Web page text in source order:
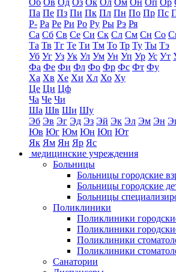
Об Ов Од Оз Ок Ол Ом Он Оп Ор
Па Пе Пз Пи Пк Пл Пн По Пр Пс
Р- Ра Ре Ри Ро Ру Ры Рэ Ря
Са Сб Св Се Си Ск Сл См Сн Со
Та Тв Тг Те Ти Тм То Тр Ту Ты Тэ
Уб Уг Уз Ук Ул Ум Ун Уп Ур Ус Ут
Фа Фе Фи Фл Фо Фр Фс Фт Фу
Ха Хв Хе Хи Хл Хо Ху
Це Ци Цф
Ча Че Чи
Ша Шв Ши Шу
Эб Эв Эг Эд Эз Эй Эк Эл Эм Эн
Юв Юг Юм Юн Юп Ют
Як Ям Ян Яр Яс
медицинские учреждения
Больницы
Больницы городские
Больницы городские
Больницы
Поликлиники
Поликлиники
Поликлиники
Поликлиники
Поликлиники
Санатории